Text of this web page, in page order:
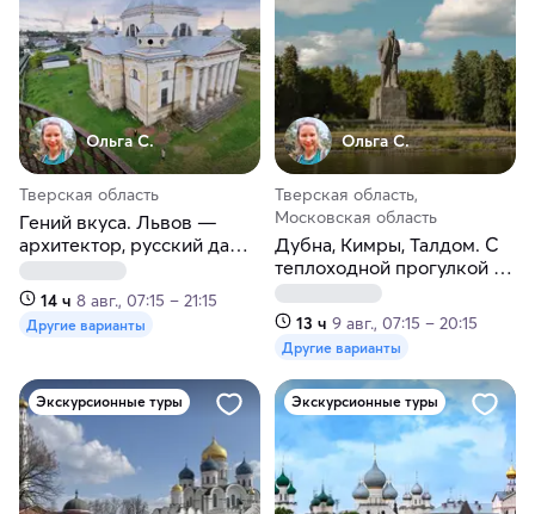
Ольга С.
Тверская область
Гений вкуса. Львов —
архитектор, русский да
Винчи. Тверская область
14 ч 8 авг., 07:15 – 21:15
Другие варианты
Ольга С.
Тверская область,
Московская область
Дубна, Кимры, Талдом. С
теплоходной прогулкой по
Московскому морю
13 ч 9 авг., 07:15 – 20:15
Другие варианты
Экскурсионные туры Экскурсионные туры